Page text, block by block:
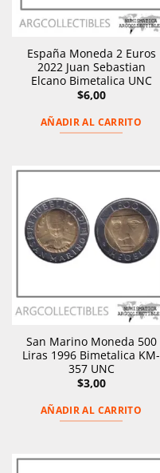
España Moneda 2 Euros
2022 Juan Sebastian
Elcano Bimetalica UNC
$6,00
AÑADIR AL CARRITO
San Marino Moneda 500
Liras 1996 Bimetalica KM-
357 UNC
$3,00
AÑADIR AL CARRITO